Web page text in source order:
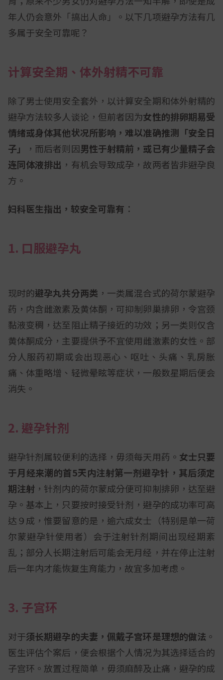
年人仍会意外「搞出人命」。以下几项避孕方法有几
多属于安全可靠呢？
计算安全期、体外射精不可靠
除了男士使用安全套外，以计算安全期和体外射精的
避孕方法较多人谈论，但前者因为女性的排卵期易受
情绪或身体其他状况所影响，难以准确推测「安全日
子」
，而后者则因男性于射精前，或已有少量精子会
连同体液排出 ，有机会导致成孕，故两者皆非避孕良
方。
妇科医生指出，较安全可靠有︰
1. 口服避孕丸
现时的避孕丸共分两类 ，一类属混合式的荷尔蒙避孕
药，内含雌激素及黄体酮，可抑制卵巢排卵，令宫颈
黏液变稠，达至阻止精子接近的功效；另一类则仅含
黄体酮成分，主要提供予不宜使用雌激素的女性。部
分人服药初期或会出现恶心、呕吐、头痛、乳房胀
痛、体重略增、轻微晕眩等症状，一般数星期后便会
消失。
2. 避孕针剂
避孕针剂属较便利的选择，毋须每天用药。 女士只要
于月经来潮的首5天内注射第一剂避孕针，其后须定
期注射 ，针剂内的荷尔蒙成分便可抑制排卵，达至避
孕。基本上，只要按时接受针剂，避孕的成功率可高
达９成，惟要留意的是，逾六成女士（特别是单一荷
尔蒙避孕针使用者）会于注射针剂期间出现经期紊
乱；部分人长期注射后可能会无月经，并在停止注射
后一年内才能恢复生育能力，故宜多加考虑。
3. 子宫环
对于须长期避孕的夫妻，佩戴子宫环是理想的做法 。
医生评估个案后，便会根据个人情况为其选择适合的
子宫环。放置过程简单，毋须麻醉及止痛，避孕的成